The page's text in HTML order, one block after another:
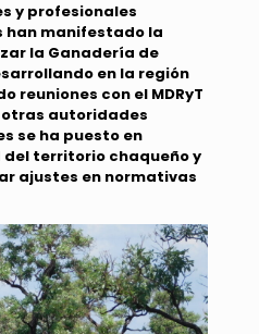
y profesionales
han manifestado la
la Ganadería de
en la región
reuniones con el MDRyT
otras autoridades
se ha puesto en
territorio chaqueño y
ajustes en normativas